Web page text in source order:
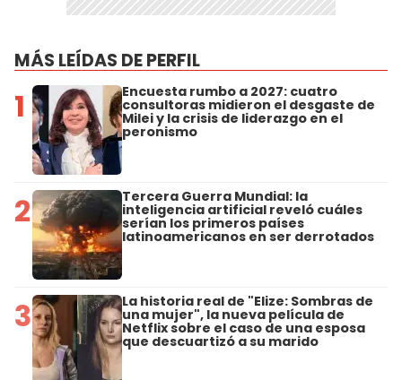
MÁS LEÍDAS DE PERFIL
1 Encuesta rumbo a 2027: cuatro
consultoras midieron el desgaste de
Milei y la crisis de liderazgo en el
peronismo
2 Tercera Guerra Mundial: la
inteligencia artificial reveló cuáles
serían los primeros países
latinoamericanos en ser derrotados
3 La historia real de "Elize: Sombras de
una mujer", la nueva película de
Netflix sobre el caso de una esposa
que descuartizó a su marido